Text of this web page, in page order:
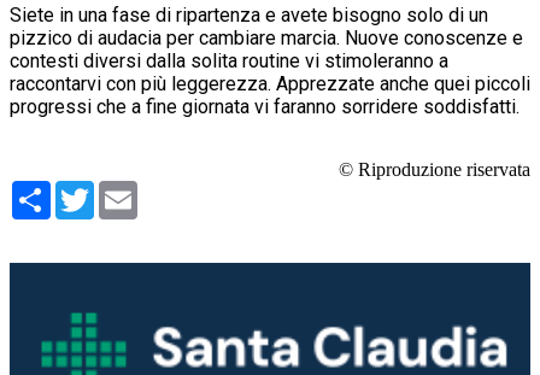
Siete in una fase di ripartenza e avete bisogno solo di un
pizzico di audacia per cambiare marcia. Nuove conoscenze e
contesti diversi dalla solita routine vi stimoleranno a
raccontarvi con più leggerezza. Apprezzate anche quei piccoli
progressi che a fine giornata vi faranno sorridere soddisfatti.
© Riproduzione riservata
Condividi
Twitter